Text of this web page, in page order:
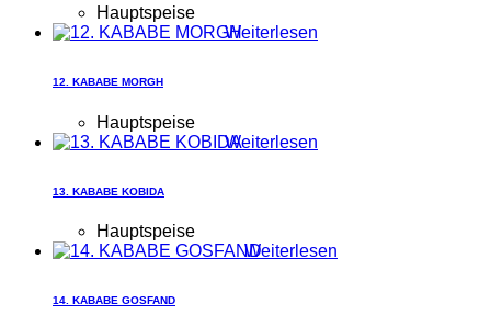
Hauptspeise
Weiterlesen
12. KABABE MORGH
Hauptspeise
Weiterlesen
13. KABABE KOBIDA
Hauptspeise
Weiterlesen
14. KABABE GOSFAND